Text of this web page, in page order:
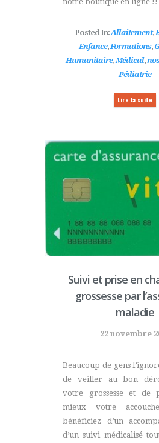
Posted In:Allaitement,
Enfance,Formations,
Humanitaire,Médical,
Pédiatrie
Lire la suite
Suivi et prise en
grossesse par
maladie
22 novembre
Beaucoup de gens
de veiller au bon
votre grossesse et de
mieux votre
bénéficiez d’un
d’un suivi médicalisé